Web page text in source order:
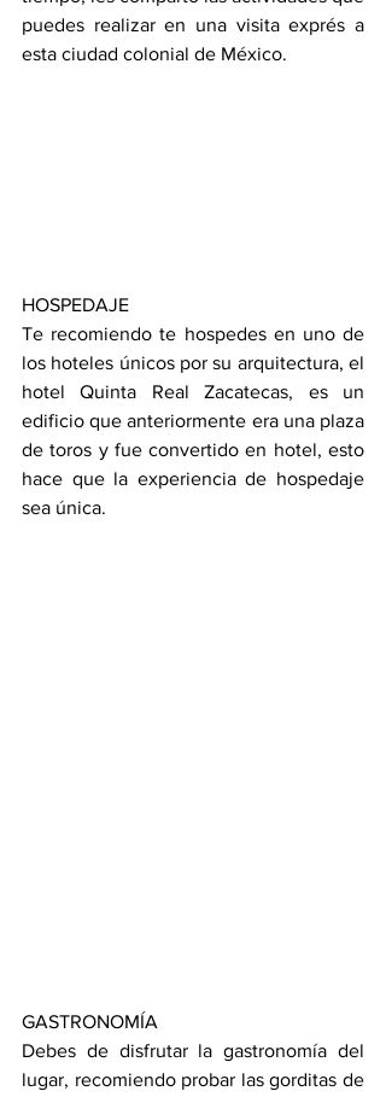
puedes realizar en una visita exprés a
esta ciudad colonial de México.
HOSPEDAJE
Te recomiendo te hospedes en uno de
los hoteles únicos por su arquitectura, el
hotel Quinta Real Zacatecas, es un
edificio que anteriormente era una plaza
de toros y fue convertido en hotel, esto
hace que la experiencia de hospedaje
sea única.
GASTRONOMÍA
Debes de disfrutar la gastronomía del
lugar, recomiendo probar las gorditas de